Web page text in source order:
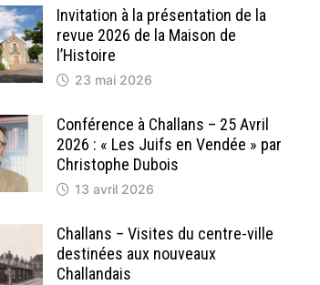
Invitation à la présentation de la
revue 2026 de la Maison de
l’Histoire
23 mai 2026
Conférence à Challans – 25 Avril
2026 : « Les Juifs en Vendée » par
Christophe Dubois
13 avril 2026
Challans – Visites du centre-ville
destinées aux nouveaux
Challandais